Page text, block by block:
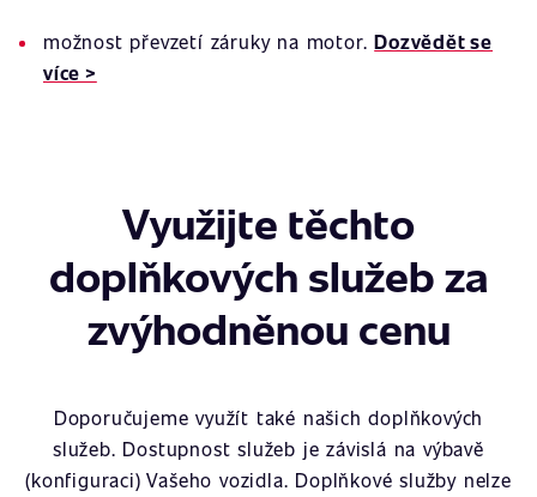
možnost převzetí záruky na motor.Dozvědět se
více >
Využijte těchto
doplňkových služeb za
zvýhodněnou cenu
Doporučujeme využít také našich doplňkových
služeb. Dostupnost služeb je závislá na výbavě
(konfiguraci) Vašeho vozidla. Doplňkové služby nelze